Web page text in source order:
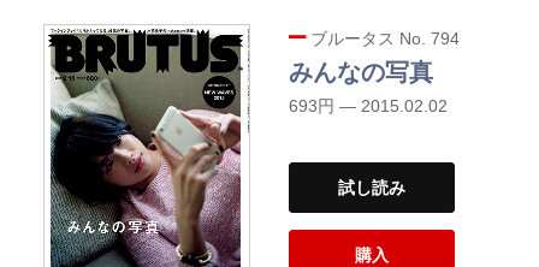
ブルータス No. 794
みんなの写真
693円 — 2015.02.02
試し読み
購入